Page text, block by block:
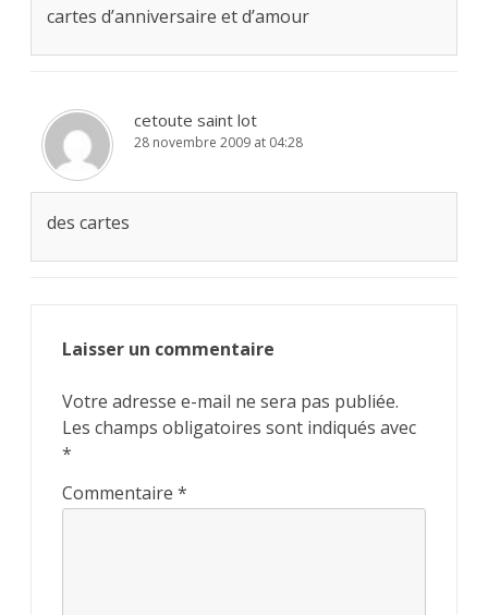
cartes d’anniversaire et d’amour
cetoute saint lot
28 novembre 2009 at 04:28
des cartes
Laisser un commentaire
Votre adresse e-mail ne sera pas publiée.
Les champs obligatoires sont indiqués avec
*
Commentaire *